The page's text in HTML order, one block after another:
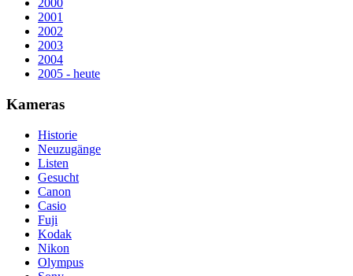
2000
2001
2002
2003
2004
2005 - heute
Kameras
Historie
Neuzugänge
Listen
Gesucht
Canon
Casio
Fuji
Kodak
Nikon
Olympus